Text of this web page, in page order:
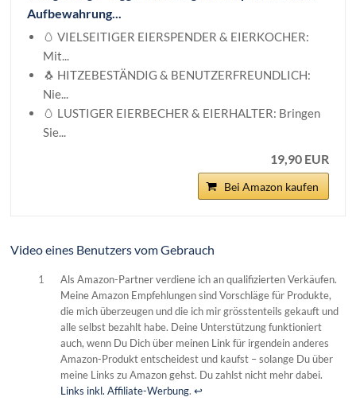
Aufbewahrung...
🥚 VIELSEITIGER EIERSPENDER & EIERKOCHER:
Mit...
🐧 HITZEBESTÄNDIG & BENUTZERFREUNDLICH:
Nie...
🥚 LUSTIGER EIERBECHER & EIERHALTER: Bringen
Sie...
19,90 EUR
Bei Amazon kaufen
Video eines Benutzers vom Gebrauch
1
Als Amazon-Partner verdiene ich an qualifizierten Verkäufen.
Meine Amazon Empfehlungen sind Vorschläge für Produkte,
die mich überzeugen und die ich mir grösstenteils gekauft und
alle selbst bezahlt habe. Deine Unterstützung funktioniert
auch, wenn Du Dich über meinen Link für irgendein anderes
Amazon-Produkt entscheidest und kaufst – solange Du über
meine Links zu Amazon gehst. Du zahlst nicht mehr dabei.
Links inkl. Affiliate-Werbung. ↩︎